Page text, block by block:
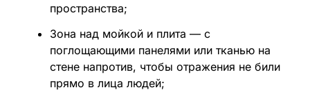
пространства;
Зона над мойкой и плита — с
поглощающими панелями или тканью на
стене напротив, чтобы отражения не били
прямо в лица людей;